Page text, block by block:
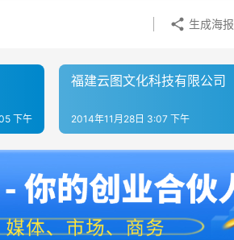
生成海报
下午
福建云图文化科技有限公司
2014年11月28日 3:07 下午